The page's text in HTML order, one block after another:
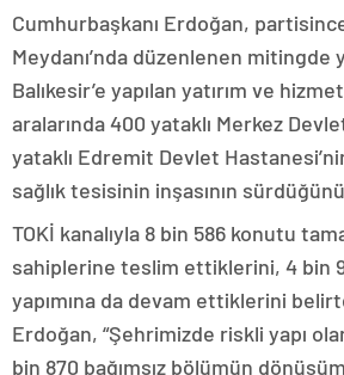
Cumhurbaşkanı Erdoğan,
Meydanı’nda düzenlenen mitingde
Balıkesir’e yapılan yatırım ve
aralarında 400 yataklı Merkez
yataklı Edremit Devlet
sağlık tesisinin inşasının
TOKİ kanalıyla 8 bin 586 konutu
sahiplerine teslim ettiklerini, 4 bin
yapımına da devam ettiklerini
Erdoğan, “Şehrimizde riskli yapı
bin 870 bağımsız bölümün